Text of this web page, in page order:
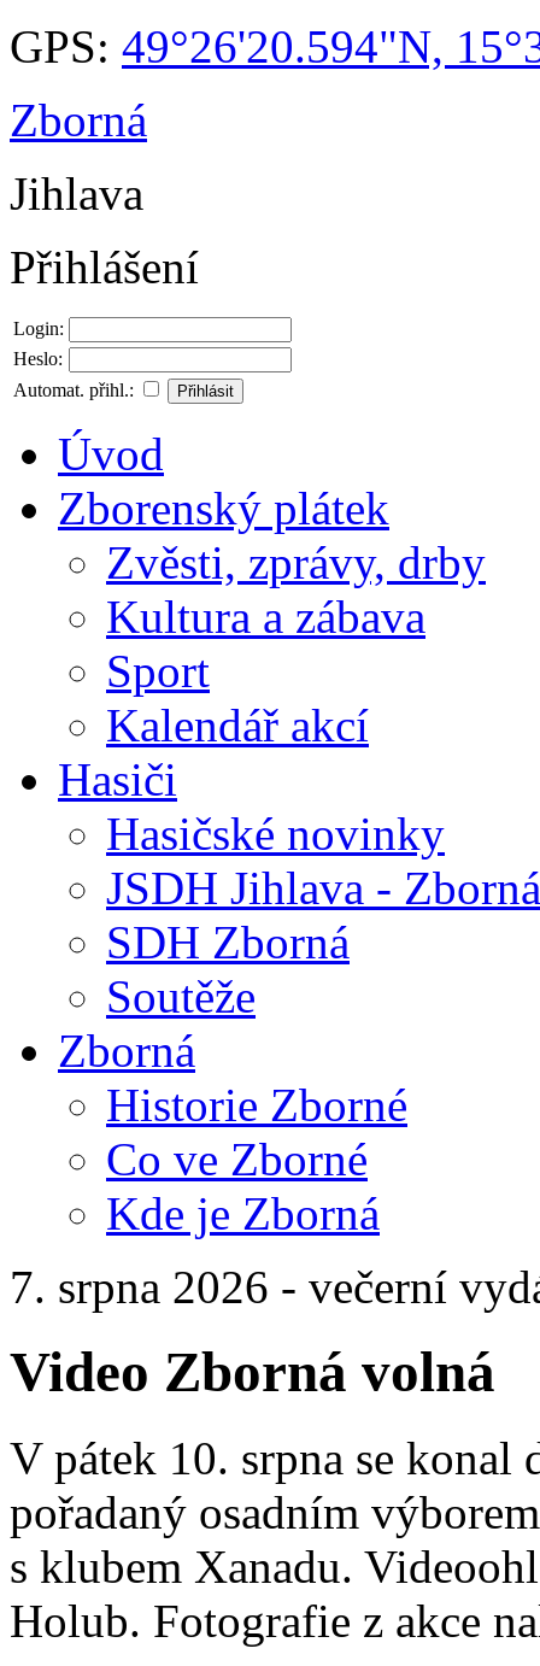
GPS: 49°26'20.594"N,
Zborná
Jihlava
Přihlášení
Login:
Heslo:
Automat. přihl.:
Úvod
Zborenský plátek
Zvěsti, zprávy, drby
Kultura a zábava
Sport
Kalendář akcí
Hasiči
Hasičské novinky
JSDH Jihlava - Zborná
SDH Zborná
Soutěže
Zborná
Historie Zborné
Co ve Zborné
Kde je Zborná
7. srpna 2026 - večerní
Video Zborná volná
V pátek 10. srpna se
pořadaný osadním
s klubem Xanadu.
Holub. Fotografie z akce